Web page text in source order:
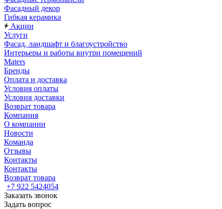
Фасадный декор
Гибкая керамика
Акции
Услуги
Фасад, ландшафт и благоустройство
Интерьеры и работы внутри помещений
Maters
Бренды
Оплата и доставка
Условия оплаты
Условия доставки
Возврат товара
Компания
О компании
Новости
Команда
Отзывы
Контакты
Контакты
Возврат товара
+7 922 5424054
Заказать звонок
Задать вопрос